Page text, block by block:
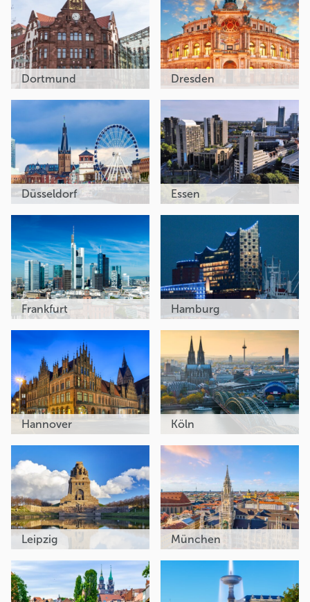
Dortmund Dresden
Düsseldorf Essen
Frankfurt Hamburg
Hannover Köln
Leipzig München